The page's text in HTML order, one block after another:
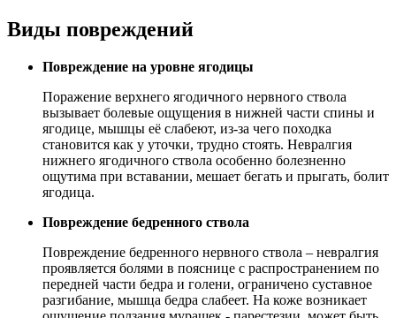
Виды повреждений
Повреждение на уровне ягодицы
Поражение верхнего ягодичного нервного ствола
вызывает болевые ощущения в нижней части спины и
ягодице, мышцы её слабеют, из-за чего походка
становится как у уточки, трудно стоять. Невралгия
нижнего ягодичного ствола особенно болезненно
ощутима при вставании, мешает бегать и прыгать, болит
ягодица.
Повреждение бедренного ствола
Повреждение бедренного нервного ствола – невралгия
проявляется болями в пояснице с распространением по
передней части бедра и голени, ограничено суставное
разгибание, мышца бедра слабеет. На коже возникает